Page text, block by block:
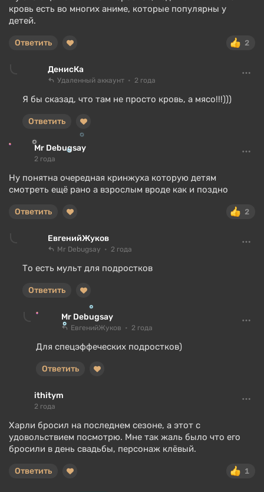
кровь есть во многих аниме, которые популярны у
детей.
2
Ответить
ДенисКа
Удаленный аккаунт 2 года
Я бы сказад, что там не просто кровь, а мясо!!!)))
Ответить
Mr Debugsay
2 года
Ну понятна очередная кринжуха которую детям
смотреть ещё рано а взрослым вроде как и поздно
2
Ответить
ЕвгенийЖуков
Mr Debugsay 2 года
То есть мульт для подростков
Ответить
Mr Debugsay
ЕвгенийЖуков 2 года
Для спецэффеческих подростков)
Ответить
ithitym
2 года
Харли бросил на последнем сезоне, а этот с
удовольствием посмотрю. Мне так жаль было что его
бросили в день свадьбы, персонаж клёвый.
1
Ответить